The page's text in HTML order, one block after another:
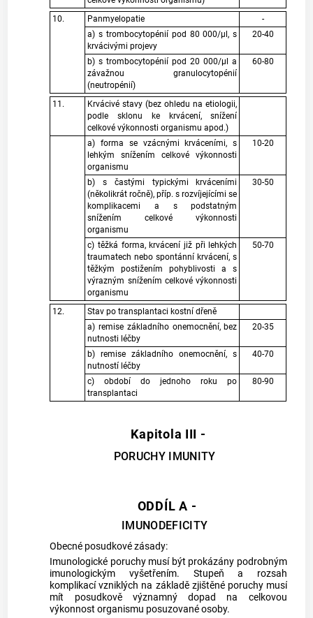
10. Panmyelopatie
-
a) s trombocytopénií pod 80 000/μl, s
krvácivými projevy
20-40
b) s trombocytopénií pod 20 000/μl a
závažnou granulocytopénií
(neutropénií)
60-80
11.
Krvácivé stavy (bez ohledu na etiologii,
podle sklonu ke krvácení, snížení
celkové výkonnosti organismu apod.)
a) forma se vzácnými krváceními, s
lehkým snížením celkové výkonnosti
organismu
10-20
b) s častými typickými krváceními
(několikrát ročně), příp. s rozvíjejícími se
komplikacemi a s podstatným
snížením celkové výkonnosti
organismu
30-50
c) těžká forma, krvácení již při lehkých
traumatech nebo spontánní krvácení, s
těžkým postižením pohyblivosti a s
výrazným snížením celkové výkonnosti
organismu
50-70
12.
Stav po transplantaci kostní dřeně
a) remise základního onemocnění, bez
nutnosti léčby
20-35
b) remise základního onemocnění, s
nutností léčby
40-70
c) období do jednoho roku po
transplantaci
80-90
Kapitola III -
PORUCHY IMUNITY
ODDÍL A -
IMUNODEFICITY
Obecné posudkové zásady:
Imunologické poruchy musí být prokázány podrobným
imunologickým vyšetřením. Stupeň a rozsah
komplikací vzniklých na základě zjištěné poruchy musí
mít posudkově významný dopad na celkovou
výkonnost organismu posuzované osoby.